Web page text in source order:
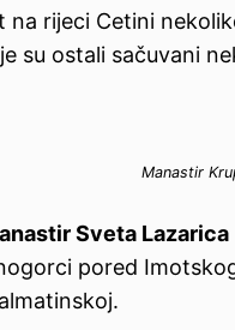
na rijeci Cetini
su ostali sačuvani
Manastir
Sveta Lazarica
pored